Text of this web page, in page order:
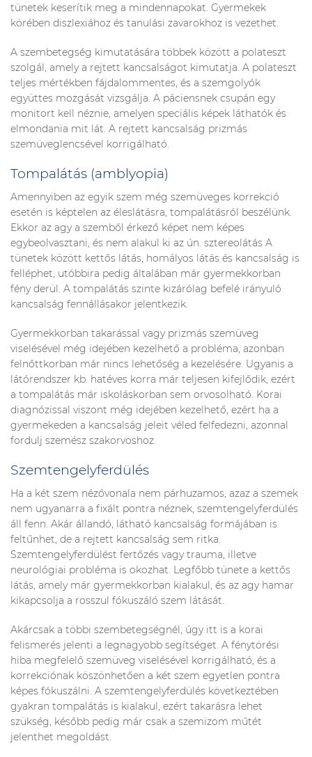
tünetek keserítik meg a mindennapokat. Gyermekek
körében diszlexiához és tanulási zavarokhoz is vezethet.
A szembetegség kimutatására többek között a polateszt
szolgál, amely a rejtett kancsalságot kimutatja. A polateszt
teljes mértékben fájdalommentes, és a szemgolyók
együttes mozgását vizsgálja. A páciensnek csupán egy
monitort kell néznie, amelyen speciális képek láthatók és
elmondania mit lát. A rejtett kancsalság prizmás
szemüveglencsével korrigálható.
Tompalátás (amblyopia)
Amennyiben az egyik szem még szemüveges korrekció
esetén is képtelen az éleslátásra, tompalátásról beszélünk.
Ekkor az agy a szemből érkező képet nem képes
egybeolvasztani, és nem alakul ki az ún. sztereolátás A
tünetek között kettős látás, homályos látás és kancsalság is
felléphet, utóbbira pedig általában már gyermekkorban
fény derül. A tompalátás szinte kizárólag befelé irányuló
kancsalság fennállásakor jelentkezik.
Gyermekkorban takarással vagy prizmás szemüveg
viselésével még idejében kezelhető a probléma, azonban
felnőttkorban már nincs lehetőség a kezelésére. Ugyanis a
látórendszer kb. hatéves korra már teljesen kifejlődik, ezért
a tompalátás már iskoláskorban sem orvosolható. Korai
diagnózissal viszont még idejében kezelhető, ezért ha a
gyermekeden a kancsalság jeleit véled felfedezni, azonnal
fordulj szemész szakorvoshoz.
Szemtengelyferdülés
Ha a két szem nézővonala nem párhuzamos, azaz a szemek
nem ugyanarra a fixált pontra néznek, szemtengelyferdülés
áll fenn. Akár állandó, látható kancsalság formájában is
feltűnhet, de a rejtett kancsalság sem ritka.
Szemtengelyferdülést fertőzés vagy trauma, illetve
neurológiai probléma is okozhat. Legfőbb tünete a kettős
látás, amely már gyermekkorban kialakul, és az agy hamar
kikapcsolja a rosszul fókuszáló szem látását.
Akárcsak a többi szembetegségnél, úgy itt is a korai
felismerés jelenti a legnagyobb segítséget. A fénytörési
hiba megfelelő szemüveg viselésével korrigálható, és a
korrekciónak köszönhetően a két szem egyetlen pontra
képes fókuszálni. A szemtengelyferdülés következtében
gyakran tompalátás is kialakul, ezért takarásra lehet
szükség, később pedig már csak a szemizom műtét
jelenthet megoldást.